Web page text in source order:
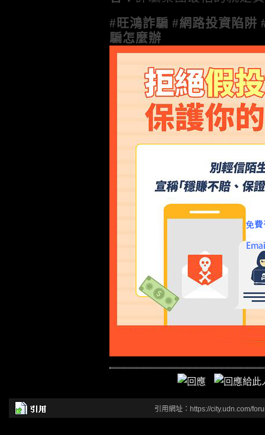
#旺鴻詐騙 #網路投資陷阱
騙怎麼辦
引用網址：https://city.udn.com/